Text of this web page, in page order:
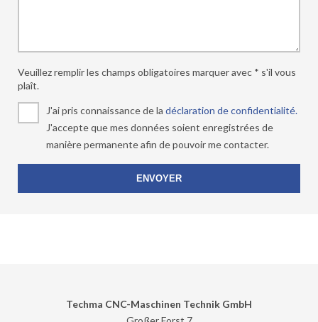
Veuillez remplir les champs obligatoires marquer avec * s'il vous
plaît.
J'ai pris connaissance de la déclaration de confidentialité.
J'accepte que mes données soient enregistrées de
manière permanente afin de pouvoir me contacter.
Techma CNC-Maschinen Technik GmbH